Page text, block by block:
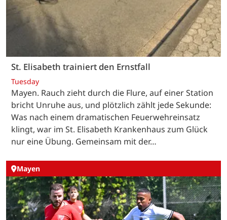
St. Elisabeth trainiert den Ernstfall
Tuesday
Mayen. Rauch zieht durch die Flure, auf einer Station
bricht Unruhe aus, und plötzlich zählt jede Sekunde:
Was nach einem dramatischen Feuerwehreinsatz
klingt, war im St. Elisabeth Krankenhaus zum Glück
nur eine Übung. Gemeinsam mit der…
Mayen